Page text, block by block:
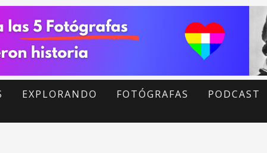
EXPLORANDO FOTÓGRAFAS PODCAST